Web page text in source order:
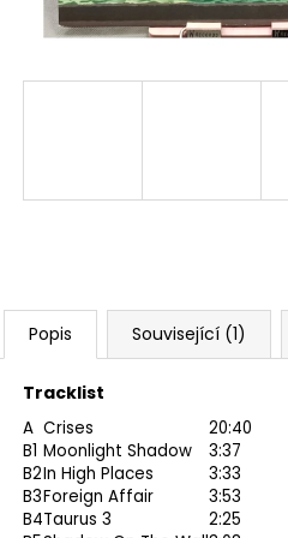
Popis Související (1)
Tracklist
A Crises
20:40
B1 Moonlight Shadow
3:37
B2In High Places
3:33
B3Foreign Affair
3:53
B4Taurus 3
2:25
MARTIN KRATOCHVÍL & JAZZ Q ‎–
HODOKVAS (FEASTING) LP